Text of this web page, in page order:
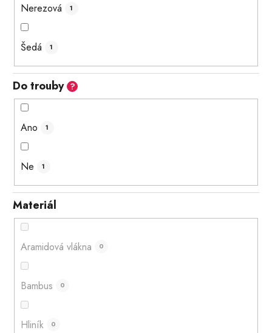
Nerezová 1
Šedá 1
Do trouby ?
Ano 1
Ne 1
Materiál
Aramidová vlákna 0
Bambus 0
Hliník 0